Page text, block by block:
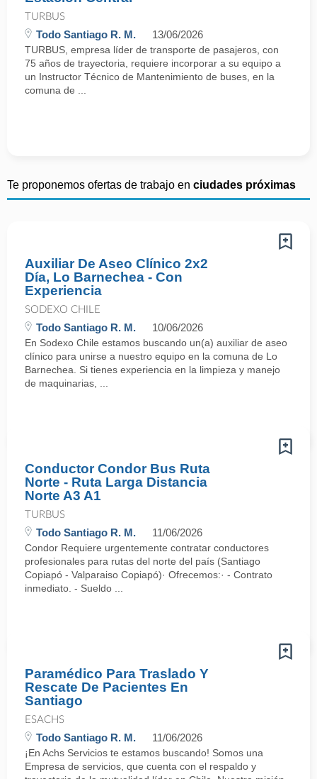
TURBUS
Todo Santiago R. M. 13/06/2026
TURBUS, empresa líder de transporte de pasajeros, con
75 años de trayectoria, requiere incorporar a su equipo a
un Instructor Técnico de Mantenimiento de buses, en la
comuna de ...
Te proponemos ofertas de trabajo en ciudades próximas
Auxiliar De Aseo Clínico 2x2
Día, Lo Barnechea - Con
Experiencia
SODEXO CHILE
Todo Santiago R. M. 10/06/2026
En Sodexo Chile estamos buscando un(a) auxiliar de aseo
clínico para unirse a nuestro equipo en la comuna de Lo
Barnechea. Si tienes experiencia en la limpieza y manejo
de maquinarias, ...
Conductor Condor Bus Ruta
Norte - Ruta Larga Distancia
Norte A3 A1
TURBUS
Todo Santiago R. M. 11/06/2026
Condor Requiere urgentemente contratar conductores
profesionales para rutas del norte del país (Santiago
Copiapó - Valparaiso Copiapó)· Ofrecemos:· - Contrato
inmediato. - Sueldo ...
Paramédico Para Traslado Y
Rescate De Pacientes En
Santiago
ESACHS
Todo Santiago R. M. 11/06/2026
¡En Achs Servicios te estamos buscando! Somos una
Empresa de servicios, que cuenta con el respaldo y